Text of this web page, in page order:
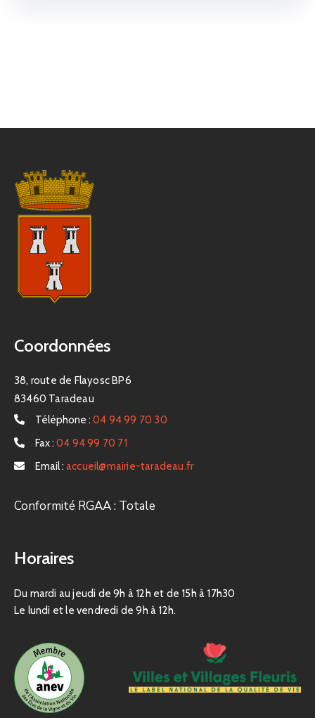
Coordonnées
38, route de Flayosc BP6
83460 Taradeau
Téléphone : 04 94 99 70 30
Fax : 04 94 99 70 71
Email : accueil@mairie-taradeau.fr
Conformité RGAA : Totale
Horaires
Du mardi au jeudi de 9h à 12h et de 15h à 17h30
Le lundi et le vendredi de 9h à 12h.